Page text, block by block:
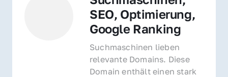
SEO, Optimierung,
Google Ranking
Suchmaschinen lieben
relevante Domains. Diese
Domain enthält einen stark